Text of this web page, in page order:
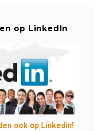
op LinkedIn
ook op Linkedin!